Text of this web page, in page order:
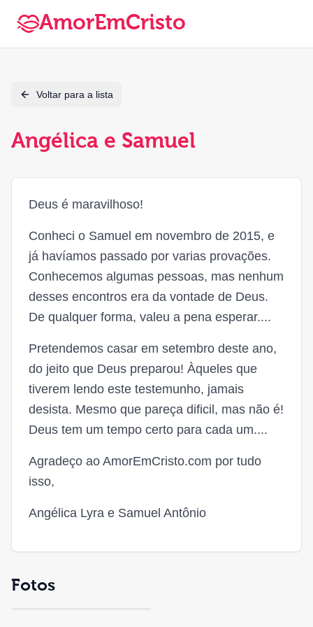
AmorEmCristo
Voltar para a lista
Angélica e Samuel
Deus é maravilhoso!
Conheci o Samuel em novembro de 2015, e
já havíamos passado por varias provações.
Conhecemos algumas pessoas, mas nenhum
desses encontros era da vontade de Deus.
De qualquer forma, valeu a pena esperar....
Pretendemos casar em setembro deste ano,
do jeito que Deus preparou! Àqueles que
tiverem lendo este testemunho, jamais
desista. Mesmo que pareça dificil, mas não é!
Deus tem um tempo certo para cada um....
Agradeço ao AmorEmCristo.com por tudo
isso,
Angélica Lyra e Samuel Antônio
Fotos